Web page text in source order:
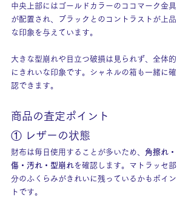
中央上部にはゴールドカラーのココマーク金具
が配置され、ブラックとのコントラストが上品
な印象を与えています。
大きな型崩れや目立つ破損は見られず、全体的
にきれいな印象です。シャネルの箱も一緒に確
認できます。
商品の査定ポイント
① レザーの状態
財布は毎日使用することが多いため、 角擦れ・
傷・汚れ・型崩れを確認します。マトラッセ部
分のふくらみがきれいに残っているかもポイン
トです。